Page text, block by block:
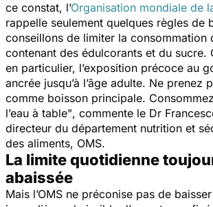
ce constat, l’Organisation mondiale de
rappelle seulement quelques règles de
conseillons de limiter la consommation
contenant des édulcorants et du sucre.
en particulier, l’exposition précoce au
ancrée jusqu’à l’âge adulte. Ne prenez
comme boisson principale.
l’eau à table", commente le Dr
directeur du département nutrition et
des aliments, OMS.
La limite quotidienne
abaissée
Mais l’OMS ne préconise pas de